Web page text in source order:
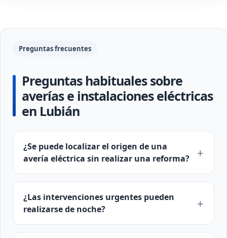
Preguntas frecuentes
Preguntas habituales sobre
averías e instalaciones eléctricas
en Lubián
¿Se puede localizar el origen de una
avería eléctrica sin realizar una reforma?
¿Las intervenciones urgentes pueden
realizarse de noche?